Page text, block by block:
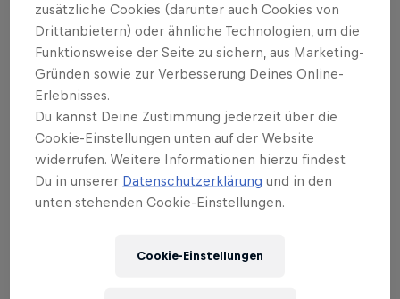
Bericht & Video:
Lacondeguy gewinnt Berg
Line
Alle Highlights der Red Bull Berg Line: Andreu
Lacondeguy gewinnt mit 1 Punkt vor Sam Reynolds
zusätzliche Cookies (darunter auch Cookies von
Drittanbietern) oder ähnliche Technologien, um die
Funktionsweise der Seite zu sichern, aus Marketing-
Gründen sowie zur Verbesserung Deines Online-
Erlebnisses.
Du kannst Deine Zustimmung jederzeit über die
Cookie-Einstellungen unten auf der Website
widerrufen. Weitere Informationen hierzu findest
Du in unserer Datenschutzerklärung und in den
unten stehenden Cookie-Einstellungen.
Cookie-Einstellungen